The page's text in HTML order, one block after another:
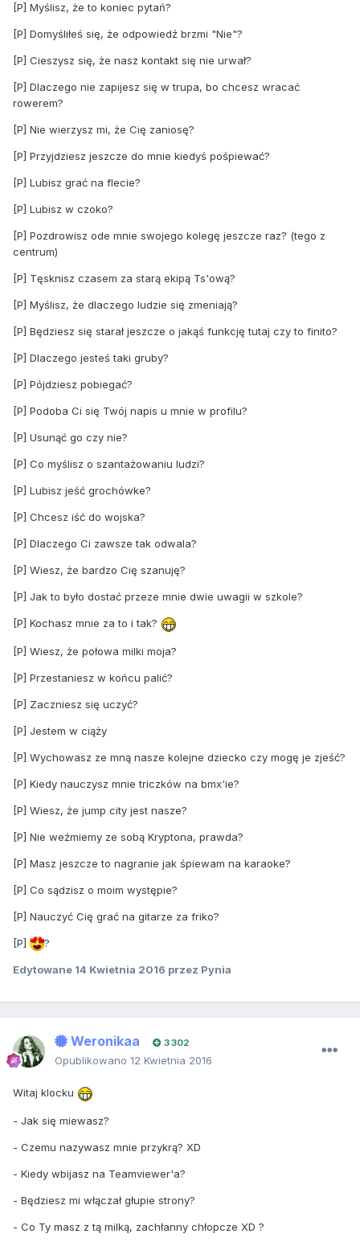
[P] Myślisz, że to koniec pytań?
[P] Domyśliłeś się, że odpowiedź brzmi "Nie"?
[P] Cieszysz się, że nasz kontakt się nie urwał?
[P] Dlaczego nie zapijesz się w trupa, bo chcesz wracać
rowerem?
[P] Nie wierzysz mi, że Cię zaniosę?
[P] Przyjdziesz jeszcze do mnie kiedyś pośpiewać?
[P] Lubisz grać na flecie?
[P] Lubisz w czoko?
[P] Pozdrowisz ode mnie swojego kolegę jeszcze raz? (tego z
centrum)
[P] Tęsknisz czasem za starą ekipą Ts'ową?
[P] Myślisz, że dlaczego ludzie się zmeniają?
[P] Będziesz się starał jeszcze o jakąś funkcję tutaj czy to finito?
[P] Dlaczego jesteś taki gruby?
[P] Pójdziesz pobiegać?
[P] Podoba Ci się Twój napis u mnie w profilu?
[P] Usunąć go czy nie?
[P] Co myślisz o szantażowaniu ludzi?
[P] Lubisz jeść grochówke?
[P] Chcesz iść do wojska?
[P] Dlaczego Ci zawsze tak odwala?
[P] Wiesz, że bardzo Cię szanuję?
[P] Jak to było dostać przeze mnie dwie uwagii w szkole?
[P] Kochasz mnie za to i tak?
[P] Wiesz, że połowa milki moja?
[P] Przestaniesz w końcu palić?
[P] Zaczniesz się uczyć?
[P] Jestem w ciąży
[P] Wychowasz ze mną nasze kolejne dziecko czy mogę je zjeść?
[P] Kiedy nauczysz mnie triczków na bmx'ie?
[P] Wiesz, że jump city jest nasze?
[P] Nie weźmiemy ze sobą Kryptona, prawda?
[P] Masz jeszcze to nagranie jak śpiewam na karaoke?
[P] Co sądzisz o moim występie?
[P] Nauczyć Cię grać na gitarze za friko?
[P] ?
Edytowane 14 Kwietnia 2016 przez Pynia
Weronikaa 3 302
Opublikowano 12 Kwietnia 2016
Witaj klocku
- Jak się miewasz?
- Czemu nazywasz mnie przykrą? XD
- Kiedy wbijasz na Teamviewer'a?
- Będziesz mi włączał głupie strony?
- Co Ty masz z tą milką, zachłanny chłopcze XD ?